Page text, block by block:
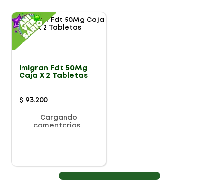
Imigran Fdt 50Mg
Caja X 2 Tabletas
$ 93.200
Cargando
comentarios…